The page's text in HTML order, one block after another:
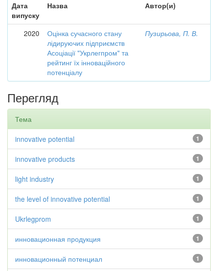
Дата
випуску
Назва Автор(и)
2020
Оцінка сучасного стану
лідируючих підприємств
Асоціації "Укрлегпром" та
рейтинг їх інноваційного
потенціалу
Пузирьова, П. В.
Перегляд
Тема
1
innovative potential
1
innovative products
1
light industry
1
the level of innovative potential
1
Ukrlegprom
1
инновационная продукция
1
инновационный потенциал